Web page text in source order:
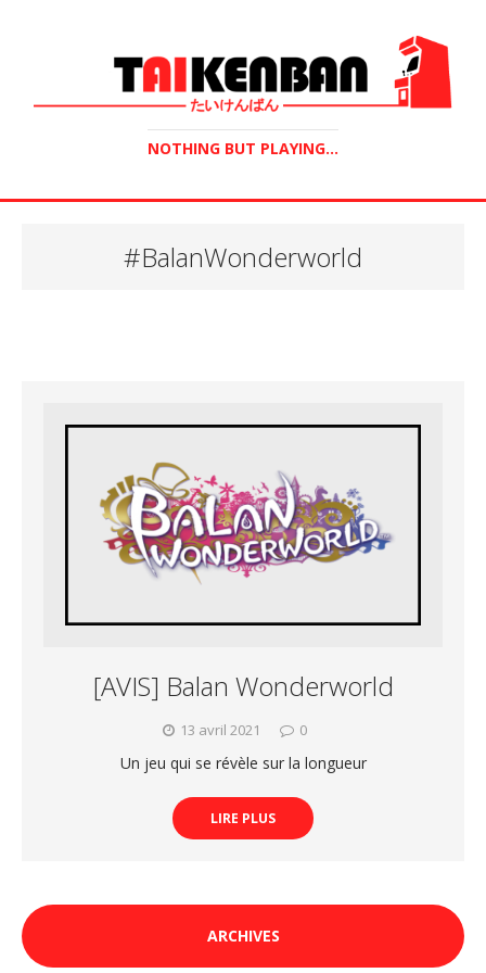
NOTHING BUT PLAYING...
#BalanWonderworld
[AVIS] Balan Wonderworld
13 avril 2021 0
Un jeu qui se révèle sur la longueur
LIRE PLUS
ARCHIVES